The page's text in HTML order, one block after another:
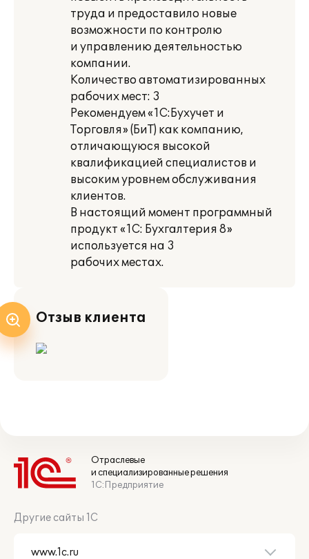
труда и предоставило новые
возможности по контролю
и управлению деятельностью
компании.
Количество автоматизированных
рабочих мест: 3
Рекомендуем «1С:Бухучет и
Торговля» (БиТ) как компанию,
отличающуюся высокой
квалификацией специалистов и
высоким уровнем обслуживания
клиентов.
В настоящий момент программный
продукт «1С: Бухгалтерия 8»
используется на 3
рабочих местах.
Отзыв клиента
Отраслевые
и специализированные решения
1С:Предприятие
Другие сайты 1С